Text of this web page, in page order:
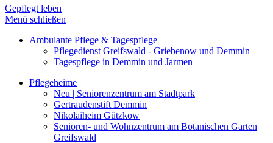
Gepflegt leben
Menü schließen
Ambulante Pflege & Tagespflege
Pflegedienst Greifswald - Griebenow und Demmin
Tagespflege in Demmin und Jarmen
Pflegeheime
Neu | Seniorenzentrum am Stadtpark
Gertraudenstift Demmin
Nikolaiheim Gützkow
Senioren- und Wohnzentrum am Botanischen Garten
Greifswald